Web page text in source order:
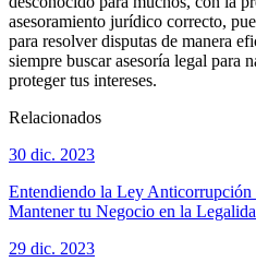
asesoramiento jurídico correcto,
para resolver disputas de manera
siempre buscar asesoría legal para
proteger tus intereses.
Relacionados
30 dic. 2023
Entendiendo la Ley Anticorrupción
Mantener tu Negocio en la
29 dic. 2023